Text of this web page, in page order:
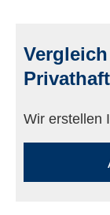
Wir erstellen